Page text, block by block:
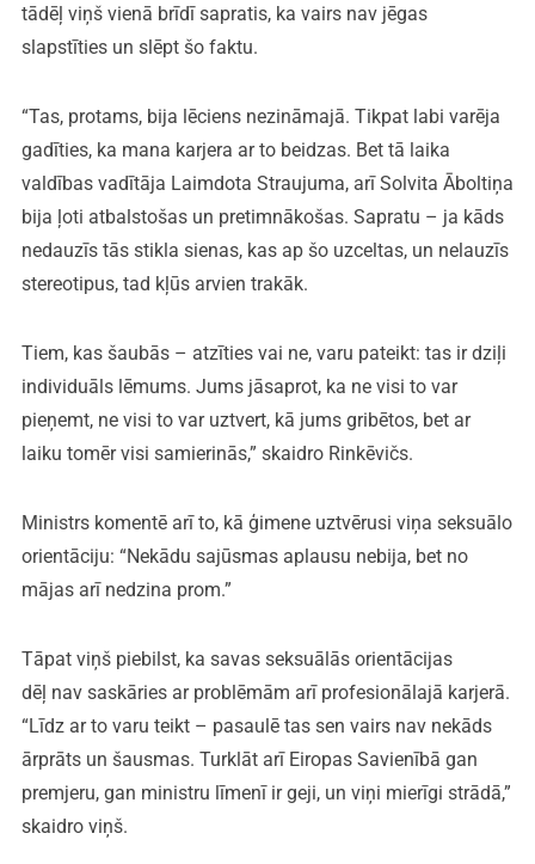
tādēļ viņš vienā brīdī sapratis, ka vairs nav jēgas
slapstīties un slēpt šo faktu.
“Tas, protams, bija lēciens nezināmajā. Tikpat labi varēja
gadīties, ka mana karjera ar to beidzas. Bet tā laika
valdības vadītāja Laimdota Straujuma, arī Solvita Āboltiņa
bija ļoti atbalstošas un pretimnākošas. Sapratu – ja kāds
nedauzīs tās stikla sienas, kas ap šo uzceltas, un nelauzīs
stereotipus, tad kļūs arvien trakāk.
Tiem, kas šaubās – atzīties vai ne, varu pateikt: tas ir dziļi
individuāls lēmums. Jums jāsaprot, ka ne visi to var
pieņemt, ne visi to var uztvert, kā jums gribētos, bet ar
laiku tomēr visi samierinās,” skaidro Rinkēvičs.
Ministrs komentē arī to, kā ģimene uztvērusi viņa seksuālo
orientāciju: “Nekādu sajūsmas aplausu nebija, bet no
mājas arī nedzina prom.”
Tāpat viņš piebilst, ka savas seksuālās orientācijas
dēļ nav saskāries ar problēmām arī profesionālajā karjerā.
“Līdz ar to varu teikt – pasaulē tas sen vairs nav nekāds
ārprāts un šausmas. Turklāt arī Eiropas Savienībā gan
premjeru, gan ministru līmenī ir geji, un viņi mierīgi strādā,”
skaidro viņš.